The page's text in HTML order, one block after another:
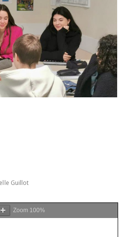
Guillot
Zoom 100%